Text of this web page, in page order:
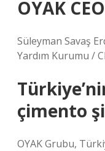
OYAK
Süleyman Savaş
Yardım Kurumu /
çimento
OYAK Grubu,